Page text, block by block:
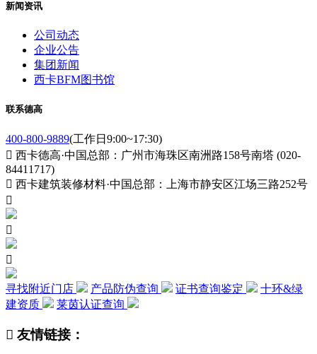
新闻资讯
公司动态
企业公告
集团新闻
西卡BFM图书馆
联系德高
400-800-9889(工作日9:00~17:30)
 西卡德高·中国总部：广州市海珠区南洲路158号南塔 (020-
84411717)
 西卡建筑装修材料·中国总部：上海市静安区江场三路252号



寻找附近门店 产品防伪查询 证书查询鉴定
十环&绿
建资质
莱茵认证查询
 友情链接：